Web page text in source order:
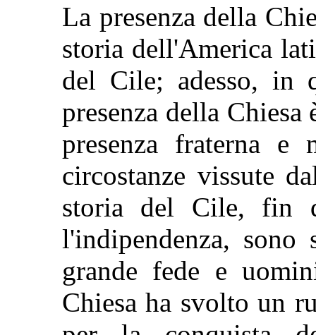
La presenza della
storia dell'America
del Cile; adesso, in
presenza della
presenza fraterna e
circostanze vissute
storia del Cile, fin
l'indipendenza,
grande fede e
Chiesa ha svolto un